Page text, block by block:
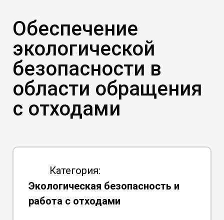
Обеспечение
экологической
безопасности в
области обращения
с отходами
Категория:
Экологическая безопасность и
работа с отходами